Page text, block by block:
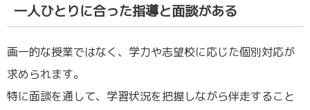
一人ひとりに合った指導と面談がある
画一的な授業ではなく、学力や志望校に応じた個別対応が
求められます。
特に面談を通して、学習状況を把握しながら伴走すること